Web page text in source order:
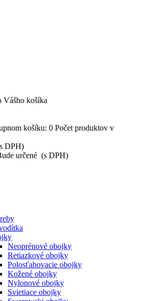
Vášho košíka
košíku: 0 Počet produktov v
DPH)
určené (s DPH)
Neoprénové obojky
Retiazkové obojky
Polosťahovacie obojky
Kožené obojky
Nylonové obojky
Svietiace obojky